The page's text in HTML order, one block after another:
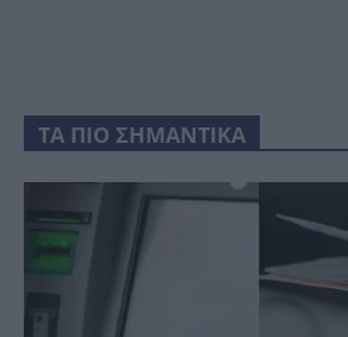
ΤΑ ΠΙΟ ΣΗΜΑΝΤΙΚΑ